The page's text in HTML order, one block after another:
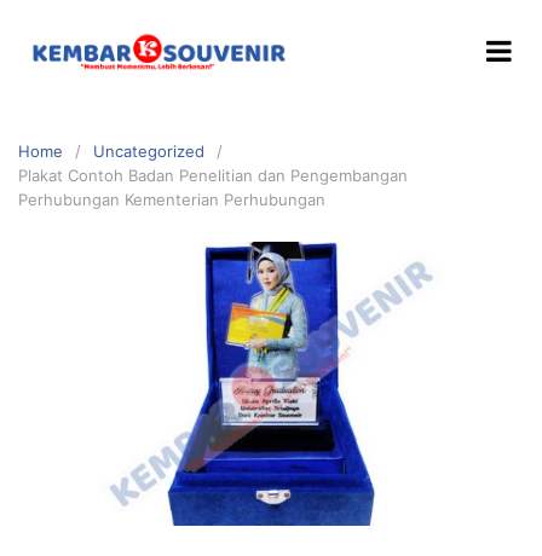
Home
Uncategorized
Plakat Contoh Badan Penelitian dan Pengembangan
Perhubungan Kementerian Perhubungan